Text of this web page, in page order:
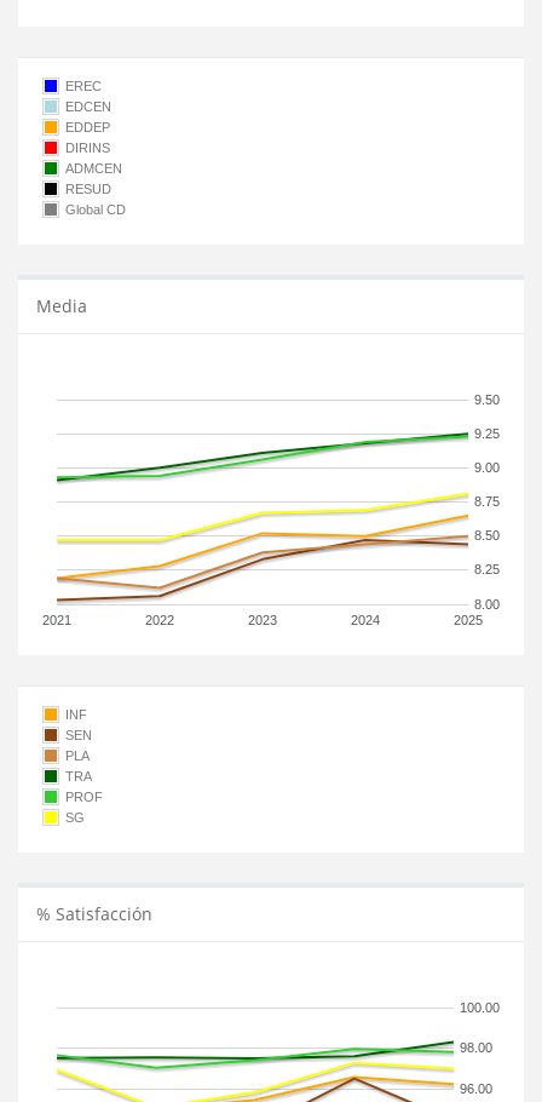
EREC
EDCEN
EDDEP
DIRINS
ADMCEN
RESUD
Global CD
Media
2021 2022 2023 2024 2025
8.00
8.25
8.50
8.75
9.00
9.25
9.50
INF
SEN
PLA
TRA
PROF
SG
% Satisfacción
96.00
98.00
100.00